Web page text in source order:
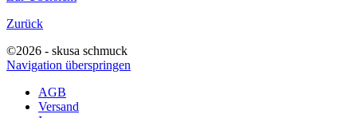
Zurück
©2026 - skusa schmuck
Navigation überspringen
AGB
Versand